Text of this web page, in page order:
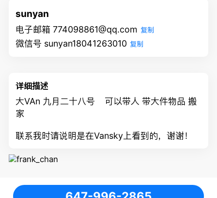
sunyan
电子邮箱 774098861@qq.com 复制
微信号 sunyan18041263010 复制
详细描述
大VAn 九月二十八号 可以带人 带大件物品 搬
家
联系我时请说明是在Vansky上看到的，谢谢！